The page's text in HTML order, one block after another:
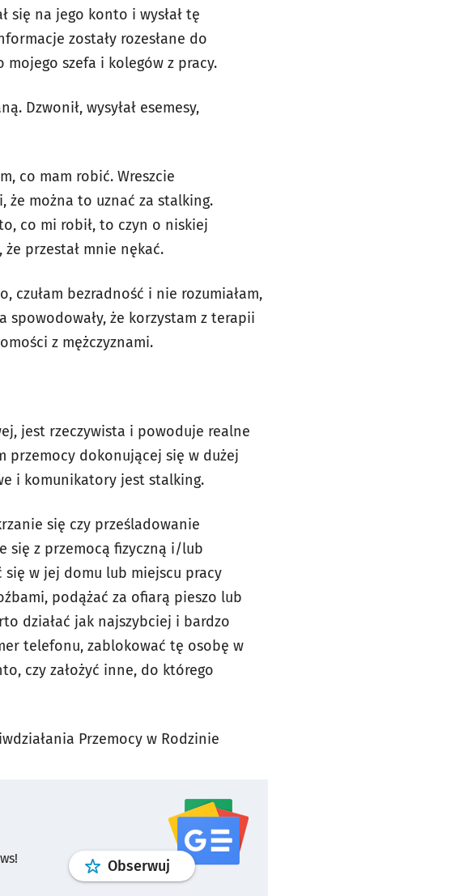
się na jego konto i wysłał tę
zostały rozesłane do
szefa i kolegów z pracy.
Dzwonił, wysyłał esemesy,
co mam robić. Wreszcie
że można to uznać za stalking.
co mi robił, to czyn o niskiej
przestał mnie nękać.
czułam bezradność i nie rozumiałam,
spowodowały, że korzystam z terapii
z mężczyznami.
jest rzeczywista i powoduje realne
przemocy dokonującej się w dużej
i komunikatory jest stalking.
się czy prześladowanie
się z przemocą fizyczną i/lub
w jej domu lub miejscu pracy
podążać za ofiarą pieszo lub
działać jak najszybciej i bardzo
telefonu, zablokować tę osobę w
czy założyć inne, do którego
Przemocy w Rodzinie
Obserwuj profilgoogle news